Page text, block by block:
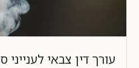
עורך דין צבאי לענייני